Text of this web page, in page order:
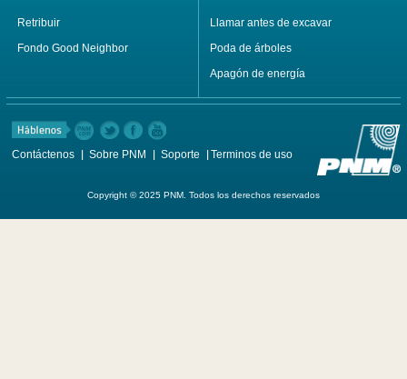
Retribuir
Fondo Good Neighbor
Llamar antes de excavar
Poda de árboles
Apagón de energía
Contáctenos Sobre PNM Soporte Terminos de uso
Copyright © 2025 PNM. Todos los derechos reservados